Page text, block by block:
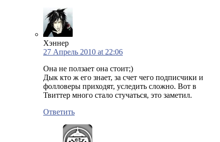
Хэннер
27 Апрель 2010 at 22:06
Она не ползает она стоит;)
Дык кто ж его знает, за счет чего подписчики и
фолловеры приходят, уследить сложно. Вот в
Твиттер много стало стучаться, это заметил.
Ответить